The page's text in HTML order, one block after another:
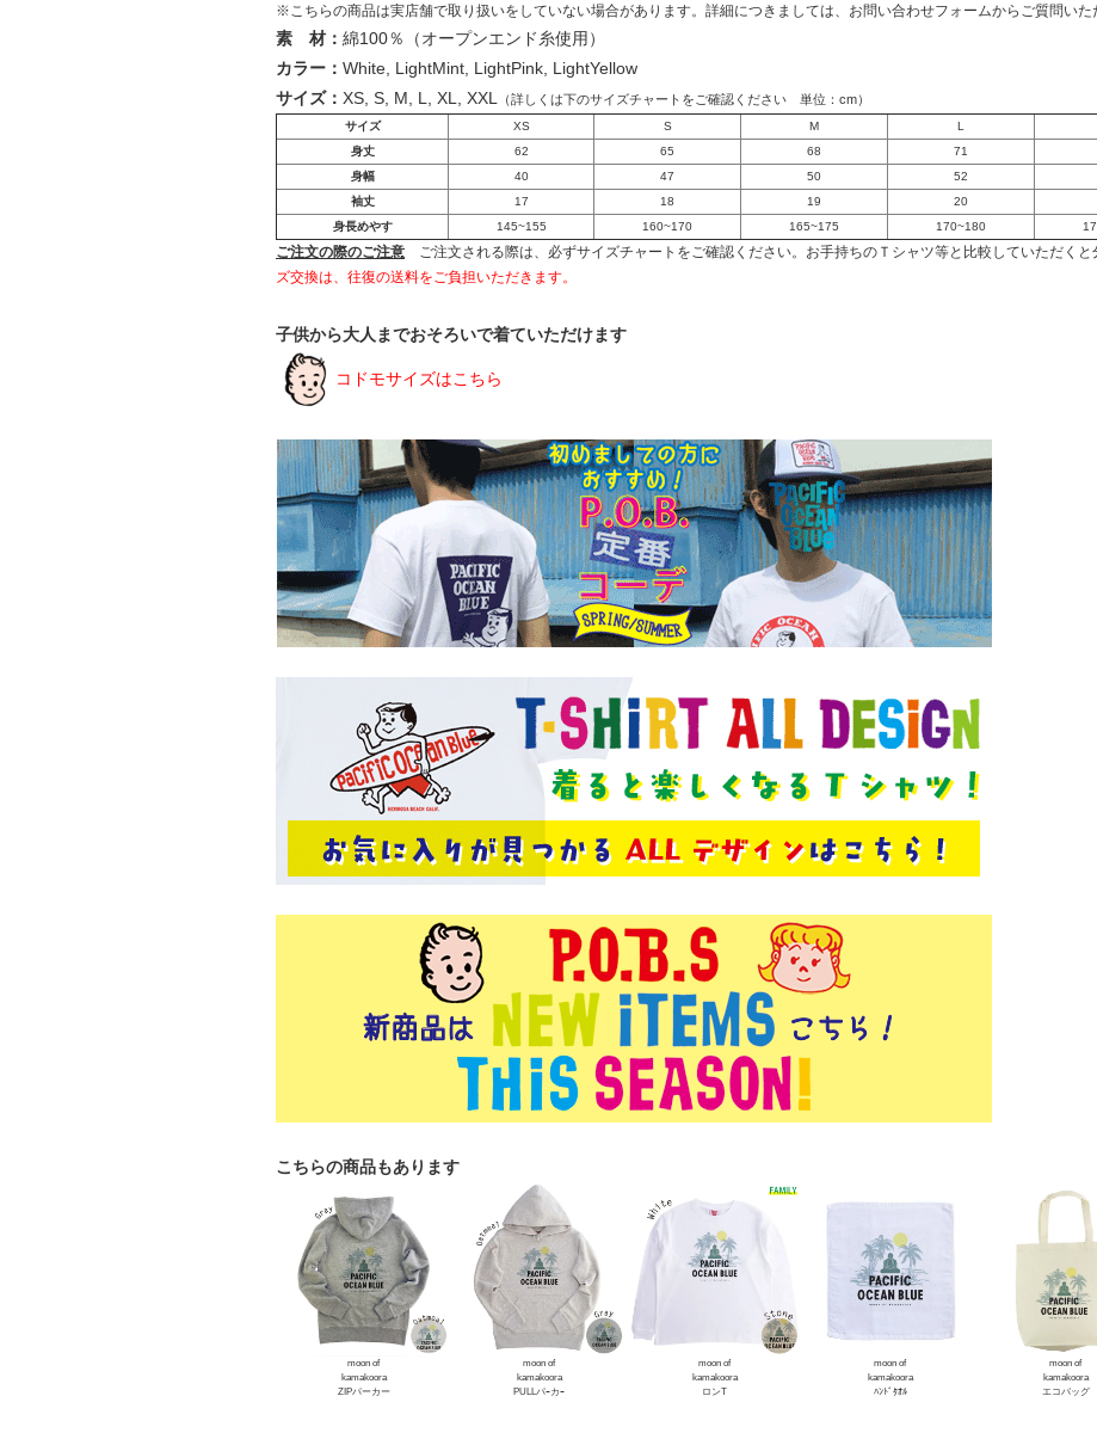
※こちらの商品は実店舗で取り扱いをしていない場合があります。詳細につきましては、お問い合わせフォームからご質問いた
素 材： 綿100％（オープンエンド糸使用）
カラー： White, LightMint, LightPink, LightYellow
サイズ： XS, S, M, L, XL, XXL （詳しくは下のサイズチャートをご確認ください 単位：cm）
サイズ XS S M L
身丈
62 65 68 71
身幅
40 47 50 52
袖丈
17 18 19 20
身長めやす
145~155 160~170 165~175 170~180
ご注文の際のご注意 ご注文される際は、必ずサイズチャートをご確認ください。お手持ちのＴシャツ等と比較していただくと
ズ交換は、往復の送料をご負担いただきます。
子供から大人までおそろいで着ていただけます
コドモサイズはこちら
こちらの商品もあります
moon of
kamakoora
ZIPパーカー
moon of
kamakoora
PULLパｰカｰ
moon of
kamakoora
ロンT
moon of
kamakoora
ﾊﾝﾄﾞﾀｵﾙ
moon of
kamakoora
エコバッグ